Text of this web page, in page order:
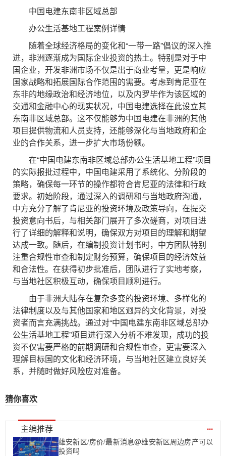
中国电建东南非区域总部
办公生活基地工程案例详情
随着全球经济格局的变化和“一带一路”倡议的深入推
进，非洲逐渐成为国际企业投资的热土。特别是对于中
国企业，开发非洲市场不仅是出于商业考量，更是响应
国家战略和拓展国际合作范围的需要。考虑到肯尼亚在
东非的地缘政治和经济地位，以及内罗毕作为该区域的
交通和金融中心的现实状况，中国电建选择在此设立其
东南非区域总部。这不仅能够为中国电建在非洲的其他
项目提供物流和人员支持，还能够深化与当地政府和企
业的合作关系，进一步扩大市场份额。
在“中国电建东南非区域总部办公生活基地工程”项目
的实际报批过程中，中国电建采用了系统化、分阶段的
策略，确保每一环节的操作都符合肯尼亚的法律和行政
要求。初始阶段，通过深入的调研和与当地政府沟通，
中方充分了解了肯尼亚的投资环境及政策导向，在提交
投资意向书后，与相关部门展开了多次磋商，对项目进
行了详细的解释和说明，确保双方对项目的理解和期望
达成一致。随后，在编制投资计划书时，中方团队特别
注重合规性审查和制定财务预算，确保项目的经济效益
和合法性。在获得初步批准后，团队进行了实地考察，
与当地社区积极互动，确保项目顺利进行。
由于非洲大陆存在复杂多变的投资环境、多样化的
法律制度以及与其他国家和地区迥异的文化背景，对投
资者而言充满挑战。通过对“中国电建东南非区域总部办
公生活基地工程”项目进行深入分析不难发现，成功的投
资不仅需要严格的前期调研和合规性审查，更需要深入
理解目标国的文化和经济环境，与当地社区建立良好关
系，并随时做好风险应对准备。
猜你喜欢
主编推荐 ...
雄安新区/房价/最新消息@雄安新区周边房产可以
投资吗